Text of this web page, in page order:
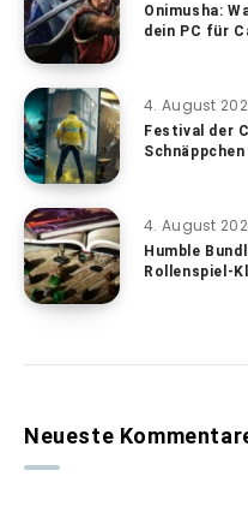
Onimusha:
dein PC für
4. August
Festival der
4. August
Humble
Rollenspiel-
Neueste